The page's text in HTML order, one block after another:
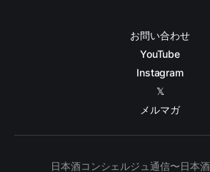
お問い合わせ
YouTube
Instagram
𝕏
メルマガ
日本酒コンシェルジュ通信〜日本